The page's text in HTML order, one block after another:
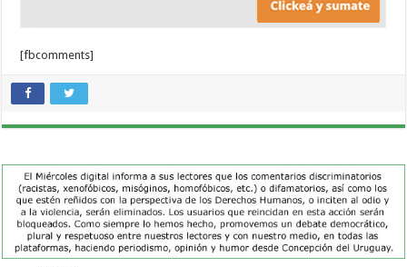
[fbcomments]